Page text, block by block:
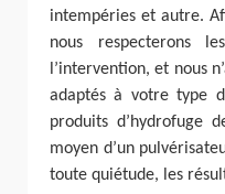
intempéries et autre.
nous respecterons
l’intervention, et nous
adaptés à votre type
produits d’hydrofuge
moyen d’un
toute quiétude, les